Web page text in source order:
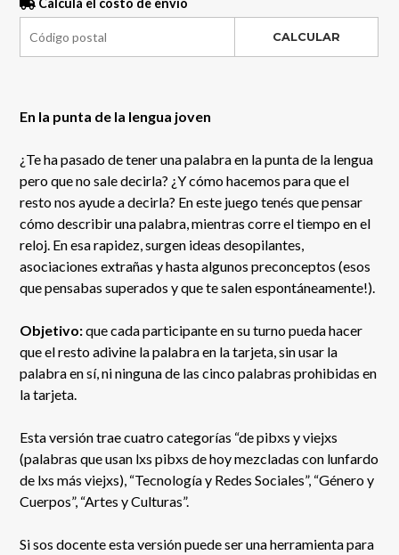
CALCULAR
En la punta de la lengua joven
¿Te ha pasado de tener una palabra en la punta de la lengua
pero que no sale decirla? ¿Y cómo hacemos para que el
resto nos ayude a decirla? En este juego tenés que pensar
cómo describir una palabra, mientras corre el tiempo en el
reloj. En esa rapidez, surgen ideas desopilantes,
asociaciones extrañas y hasta algunos preconceptos (esos
que pensabas superados y que te salen espontáneamente!).
Objetivo:que cada participante en su turno pueda hacer
que el resto adivine la palabra en la tarjeta, sin usar la
palabra en sí, ni ninguna de las cinco palabras prohibidas en
la tarjeta.
Esta versión trae cuatro categorías “de pibxs y viejxs
(palabras que usan lxs pibxs de hoy mezcladas con lunfardo
de lxs más viejxs), “Tecnología y Redes Sociales”, “Género y
Cuerpos”, “Artes y Culturas”.
Si sos docente esta versión puede ser una herramienta para